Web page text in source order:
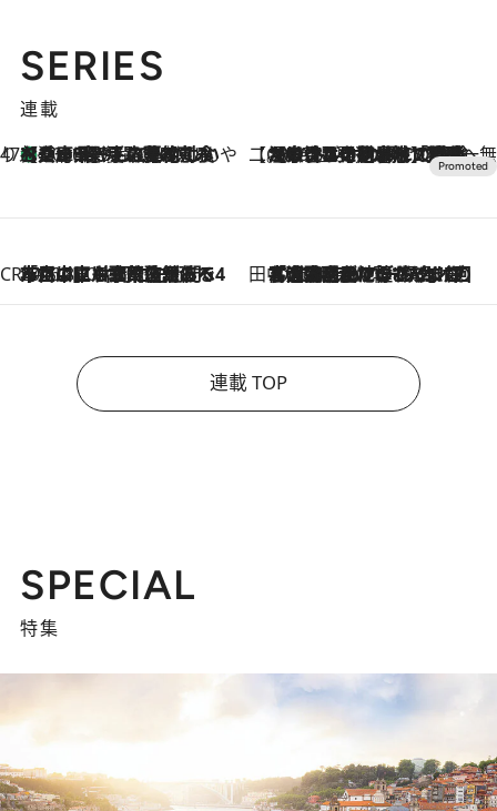
SERIES
連載
47都道府県の手みやげ ひんやりスイーツで夏を満喫
2026.8.8
【兵庫県】この夏絶対食べたい 冷やしておいしいおやつ3選 淡路島の恵みをジェラートに集約 【CREA×星野リゾート】唯一無二。癒しと発見が待つ場所へ
2026.8.7
【トンボの足水浴】ヒノキの香りに包まれて涼感マックス！約13℃の湧水かけ流しを避暑地「星野温泉 トンボの湯」で体験
CREA'S CHOICE
2026.8.7
「立川にも歌舞伎があるんだよ」 片岡仁左衛門・市川中車ら豪華座組みで4年目の立川立飛歌舞伎へ 田中稲の勝手に再ブーム
2026.8.7
「湘南乃風に憧れて」観客大盛上がりの“タオル回し”に、ラッパー顔負けの高速歌唱まで…さだまさし（74）のアグレッシブすぎる現在地
連載 TOP
SPECIAL
特集